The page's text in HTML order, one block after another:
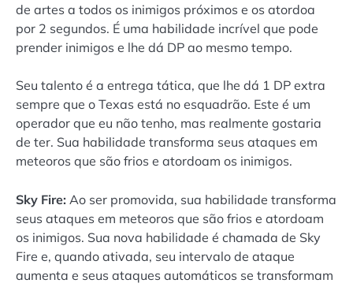
de artes a todos os inimigos próximos e os atordoa
por 2 segundos. É uma habilidade incrível que pode
prender inimigos e lhe dá DP ao mesmo tempo.
Seu talento é a entrega tática, que lhe dá 1 DP extra
sempre que o Texas está no esquadrão. Este é um
operador que eu não tenho, mas realmente gostaria
de ter. Sua habilidade transforma seus ataques em
meteoros que são frios e atordoam os inimigos.
Sky Fire: Ao ser promovida, sua habilidade transforma
seus ataques em meteoros que são frios e atordoam
os inimigos. Sua nova habilidade é chamada de Sky
Fire e, quando ativada, seu intervalo de ataque
aumenta e seus ataques automáticos se transformam